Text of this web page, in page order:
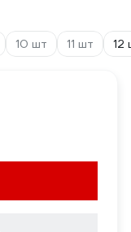
10 шт 11 шт 12